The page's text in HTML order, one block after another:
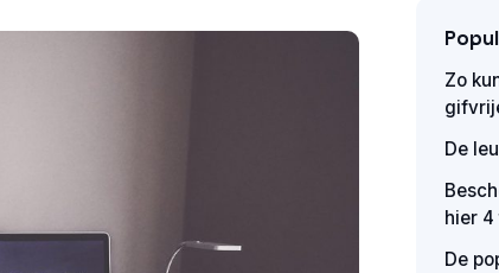
Zo
De
hier 4
De